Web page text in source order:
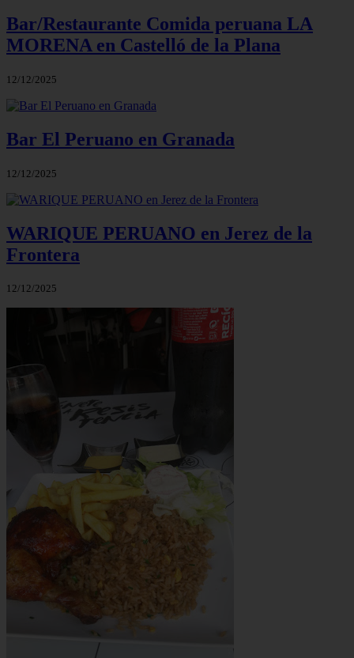
Bar/Restaurante Comida peruana LA
MORENA en Castelló de la Plana
12/12/2025
Bar El Peruano en Granada
12/12/2025
WARIQUE PERUANO en Jerez de la
Frontera
12/12/2025